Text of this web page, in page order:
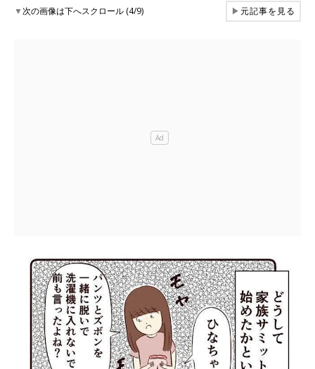
▼次の画像は下へスクロール (4/9) ▶元記事を見る